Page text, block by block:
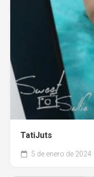
TatiJuts
5 de enero de 2024